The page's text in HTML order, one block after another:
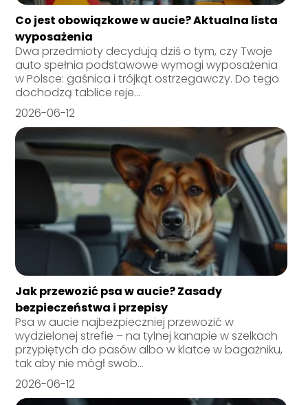
Co jest obowiązkowe w aucie? Aktualna lista
wyposażenia
Dwa przedmioty decydują dziś o tym, czy Twoje
auto spełnia podstawowe wymogi wyposażenia
w Polsce: gaśnica i trójkąt ostrzegawczy. Do tego
dochodzą tablice reje...
2026-06-12
Jak przewozić psa w aucie? Zasady
bezpieczeństwa i przepisy
Psa w aucie najbezpieczniej przewozić w
wydzielonej strefie – na tylnej kanapie w szelkach
przypiętych do pasów albo w klatce w bagażniku,
tak aby nie mógł swob...
2026-06-12